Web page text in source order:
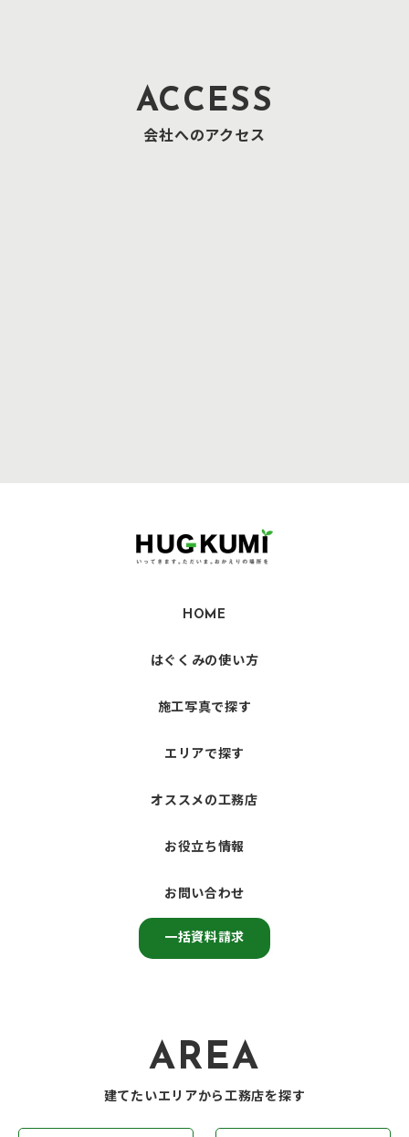
ACCESS
会社へのアクセス
HOME
はぐくみの使い方
施工写真で探す
エリアで探す
オススメの工務店
お役立ち情報
お問い合わせ
一括資料請求
AREA
建てたいエリアから工務店を探す